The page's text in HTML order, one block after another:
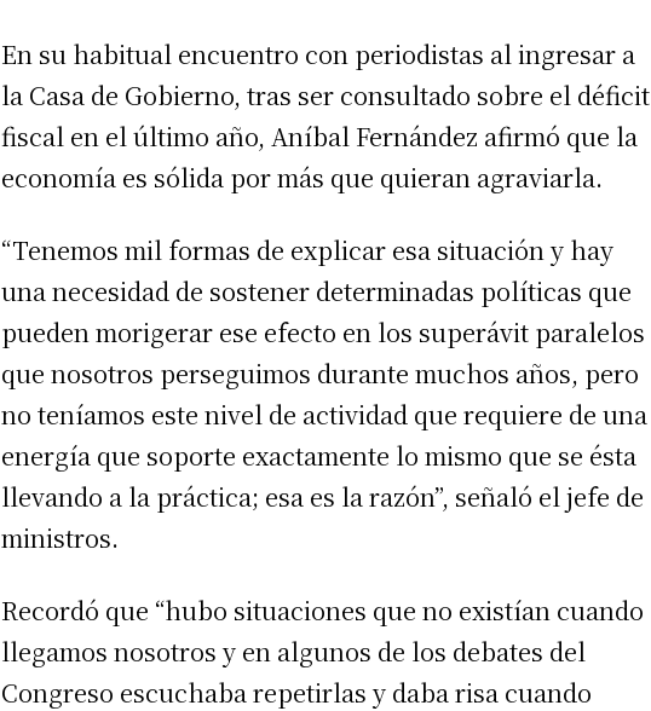
En su habitual encuentro con periodistas al ingresar a
la Casa de Gobierno, tras ser consultado sobre el déficit
fiscal en el último año, Aníbal Fernández afirmó que la
economía es sólida por más que quieran agraviarla.
“Tenemos mil formas de explicar esa situación y hay
una necesidad de sostener determinadas políticas que
pueden morigerar ese efecto en los superávit paralelos
que nosotros perseguimos durante muchos años, pero
no teníamos este nivel de actividad que requiere de una
energía que soporte exactamente lo mismo que se ésta
llevando a la práctica; esa es la razón”, señaló el jefe de
ministros.
Recordó que “hubo situaciones que no existían cuando
llegamos nosotros y en algunos de los debates del
Congreso escuchaba repetirlas y daba risa cuando